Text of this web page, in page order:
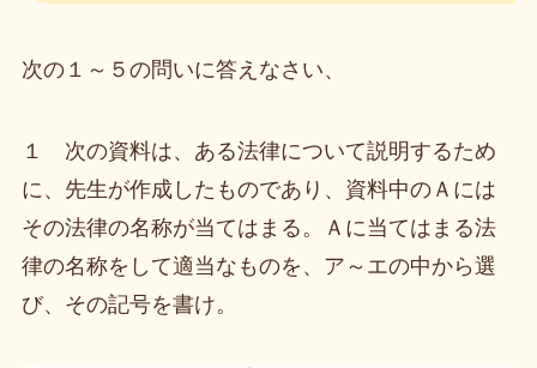
次の１～５の問いに答えなさい、
１ 次の資料は、ある法律について説明するため
に、先生が作成したものであり、資料中のＡには
その法律の名称が当てはまる。Ａに当てはまる法
律の名称をして適当なものを、ア～エの中から選
び、その記号を書け。